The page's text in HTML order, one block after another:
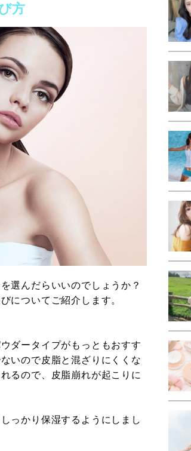
方
選んだらいいのでしょうか？
についてご紹介します。
ダータイプがもっともおすす
いので皮脂と混ざりにくくな
るので、皮脂崩れが起こりに
っかり保湿するようにしまし